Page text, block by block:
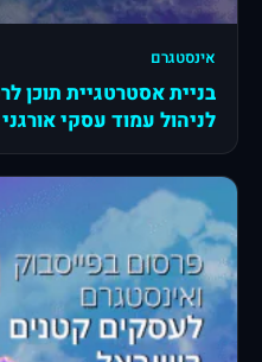
אינסטגרם
בניית אסטרטגיית תוכן
לניהול עמוד עסקי אורגני